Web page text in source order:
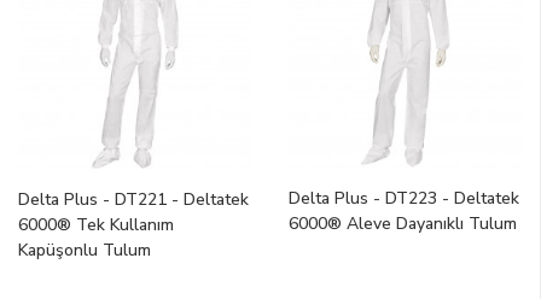
Delta Plus - DT221 - Deltatek
6000® Tek Kullanım
Kapüşonlu Tulum
Delta Plus - DT223 - Deltatek
6000® Aleve Dayanıklı Tulum